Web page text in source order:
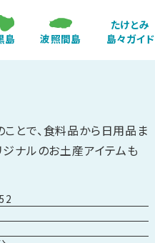
島 波照間島
たけとみ
島々ガイド
とで、食料品から日用品ま
ナルのお土産アイテムも